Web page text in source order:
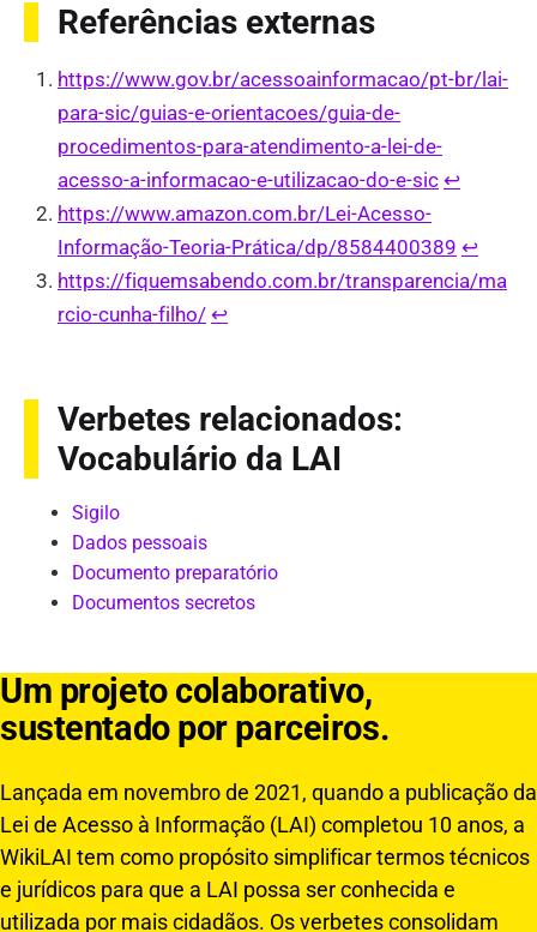
Referências externas
https://www.gov.br/acessoainformacao/pt-br/lai-
para-sic/guias-e-orientacoes/guia-de-
procedimentos-para-atendimento-a-lei-de-
acesso-a-informacao-e-utilizacao-do-e-sic ↩︎
https://www.amazon.com.br/Lei-Acesso-
Informação-Teoria-Prática/dp/8584400389 ↩︎
https://fiquemsabendo.com.br/transparencia/ma
rcio-cunha-filho/ ↩︎
Verbetes relacionados:
Vocabulário da LAI
Sigilo
Dados pessoais
Documento preparatório
Documentos secretos
Um projeto colaborativo,
sustentado por parceiros.
Lançada em novembro de 2021, quando a publicação da
Lei de Acesso à Informação (LAI) completou 10 anos, a
WikiLAI tem como propósito simplificar termos técnicos
e jurídicos para que a LAI possa ser conhecida e
utilizada por mais cidadãos. Os verbetes consolidam